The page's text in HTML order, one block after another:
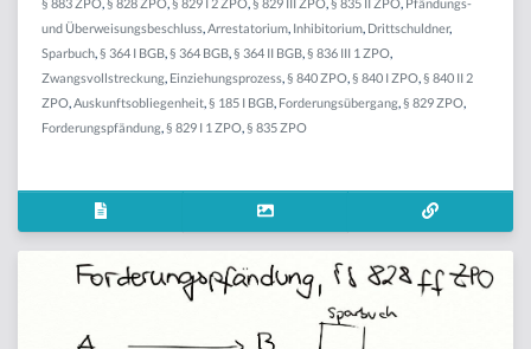
und Überweisungsbeschluss Arrestatorium Inhibitorium Drittschuldner,
Sparbuch § 364 I BGB § 364 BGB § 364 II BGB § 836 III 1 ZPO
Zwangsvollstreckung Einziehungsprozess § 840 ZPO § 840 I ZPO § 840 II 2
ZPO Auskunftsobliegenheit § 185 I BGB Forderungsübergang § 829 ZPO
Forderungspfändung § 829 I 1 ZPO § 835 ZPO